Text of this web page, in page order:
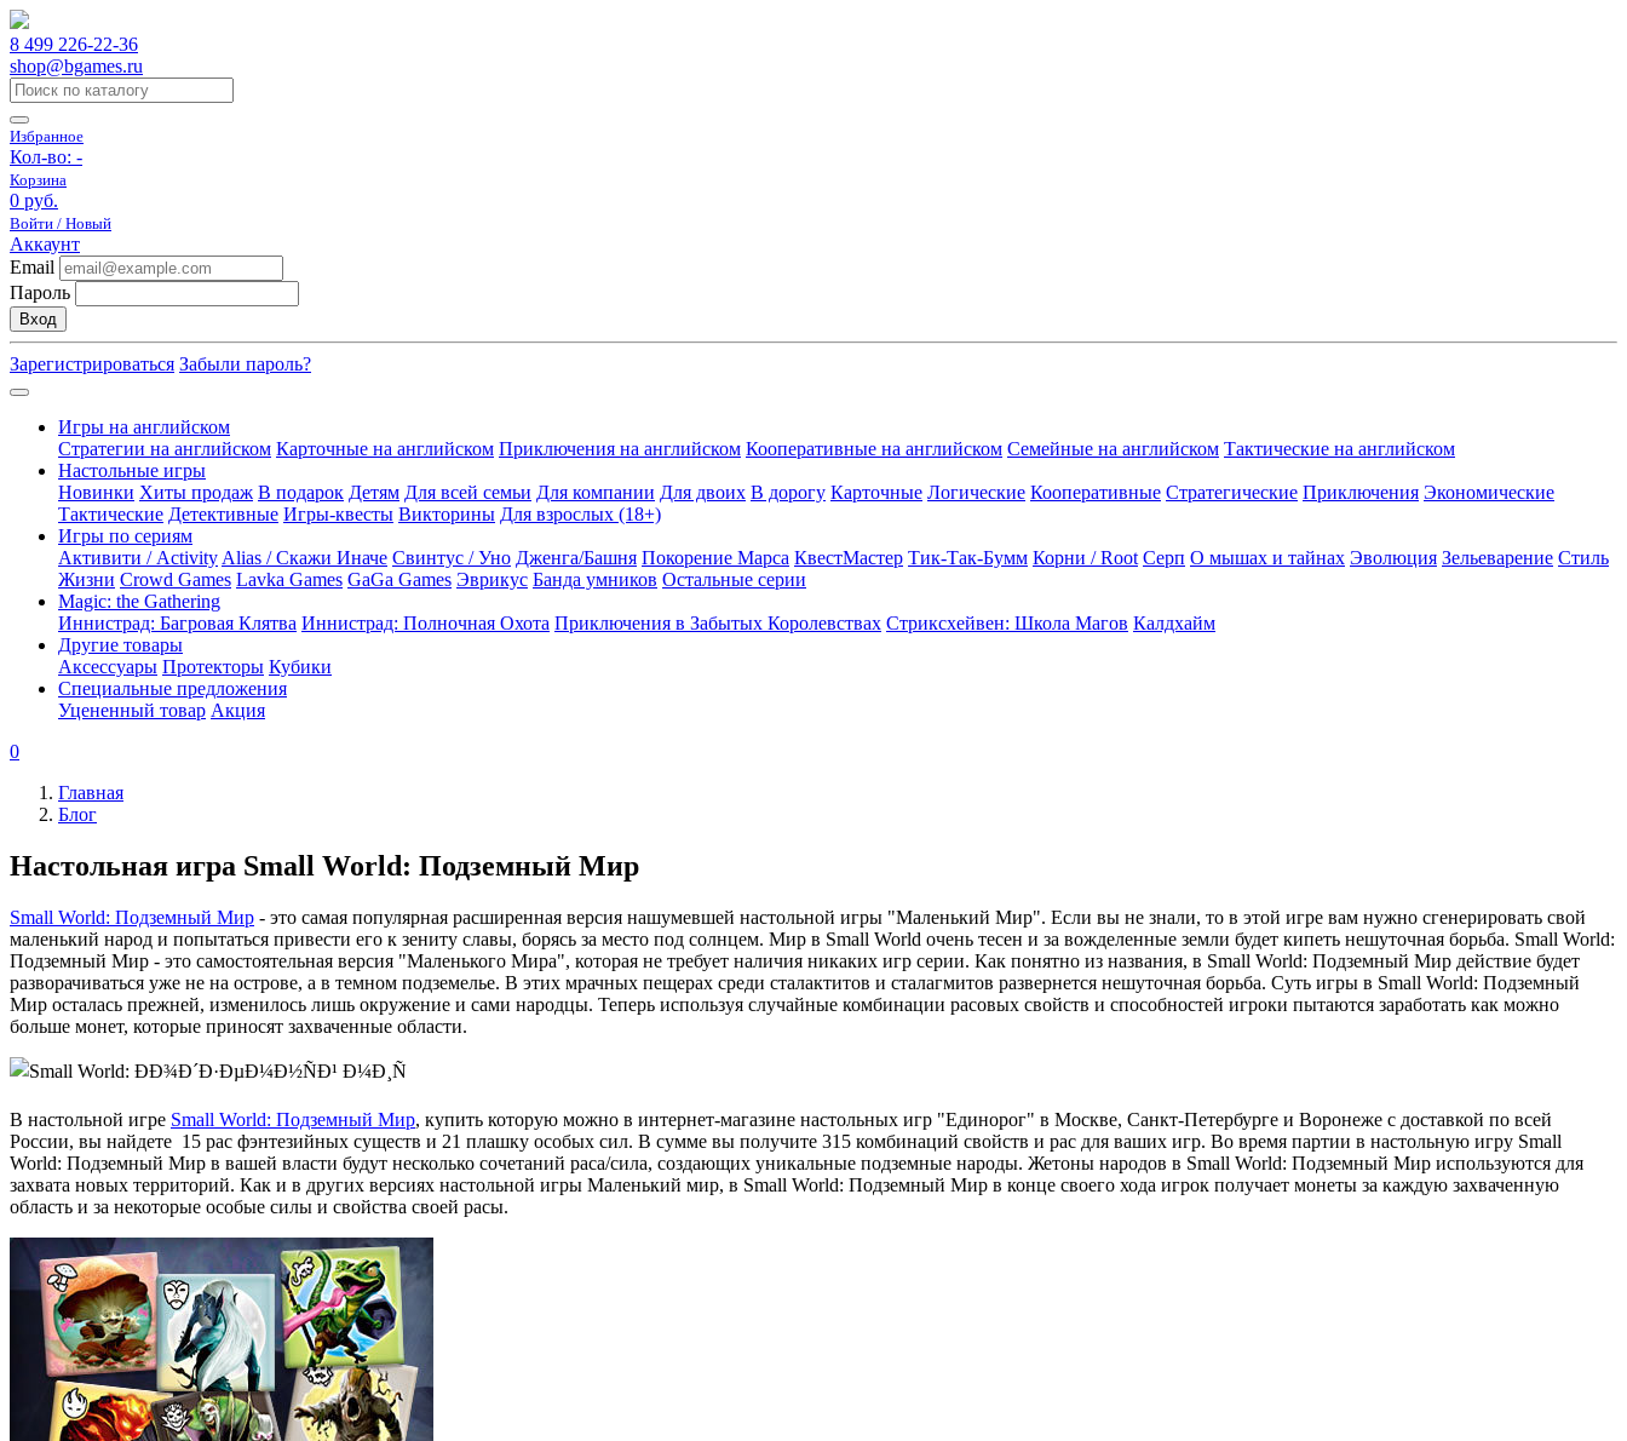
8 499 226-22-36
shop@bgames.ru
Избранное
Кол-во: -
Корзина
0 руб.
Войти / Новый
Аккаунт
Email
Пароль
Вход
Зарегистрироваться Забыли пароль?
Игры на английском
Стратегии на английском Карточные на английском Приключения на английском Кооперативные на английском Семейные на английском Тактические на английском
Настольные игры
Новинки Хиты продаж В подарок Детям Для всей семьи Для компании Для двоих В дорогу Карточные Логические Кооперативные Стратегические Приключения Экономические
Тактические Детективные Игры-квесты Викторины Для взрослых (18+)
Игры по сериям
Активити / Activity Alias / Скажи Иначе Свинтус / Уно Дженга/Башня Покорение Марса КвестМастер Тик-Так-Бумм Корни / Root Серп О мышах и тайнах Эволюция Зельеварение Стиль
Жизни Crowd Games Lavka Games GaGa Games Эврикус Банда умников Остальные серии
Magic: the Gathering
Иннистрад: Багровая Клятва Иннистрад: Полночная Охота Приключения в Забытых Королевствах Стриксхейвен: Школа Магов Калдхайм
Другие товары
Аксессуары Протекторы Кубики
Специальные предложения
Уцененный товар Акция
0
Главная
Блог
Настольная игра Small World: Подземный Мир
Small World: Подземный Мир - это самая популярная расширенная версия нашумевшей настольной игры "Маленький Мир". Если вы не знали, то в этой игре вам нужно сгенерировать свой
маленький народ и попытаться привести его к зениту славы, борясь за место под солнцем. Мир в Small World очень тесен и за вожделенные земли будет кипеть нешуточная борьба. Small World:
Подземный Мир - это самостоятельная версия "Маленького Мира", которая не требует наличия никаких игр серии. Как понятно из названия, в Small World: Подземный Мир действие будет
разворачиваться уже не на острове, а в темном подземелье. В этих мрачных пещерах среди сталактитов и сталагмитов развернется нешуточная борьба. Суть игры в Small World: Подземный
Мир осталась прежней, изменилось лишь окружение и сами народцы. Теперь используя случайные комбинации расовых свойств и способностей игроки пытаются заработать как можно
больше монет, которые приносят захваченные области.
В настольной игре Small World: Подземный Мир, купить которую можно в интернет-магазине настольных игр "Единорог" в Москве, Санкт-Петербурге и Воронеже с доставкой по всей
России, вы найдете 15 рас фэнтезийных существ и 21 плашку особых сил. В сумме вы получите 315 комбинаций свойств и рас для ваших игр. Во время партии в настольную игру Small
World: Подземный Мир в вашей власти будут несколько сочетаний раса/сила, создающих уникальные подземные народы. Жетоны народов в Small World: Подземный Мир используются для
захвата новых территорий. Как и в других версиях настольной игры Маленький мир, в Small World: Подземный Мир в конце своего хода игрок получает монеты за каждую захваченную
область и за некоторые особые силы и свойства своей расы.